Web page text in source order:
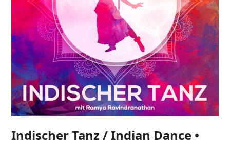
Indischer Tanz / Indian Dance •